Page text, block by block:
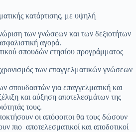
κατάρτισης, με υψηλή
των γνώσεων και των δεξιοτήτων
αγορά.
σπουδών ετησίου προγράμματος
των επαγγελματικών γνώσεων
σπουδαστών για επαγγελματική και
και αύξηση αποτελεσμάτων της
τους.
οι απόφοιτοι θα τους δώσουν
πιο αποτελεσματικοί και αποδοτικοί